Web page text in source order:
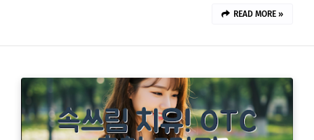
READ MORE »